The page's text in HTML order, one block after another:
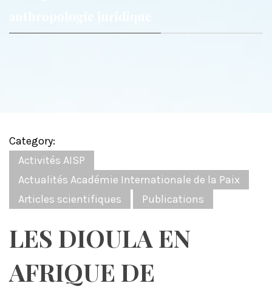
Category:
Activités AISP
Actualités Académie Internationale de la Paix
Articles scientifiques
Publications
LES DIOULA EN
AFRIQUE DE